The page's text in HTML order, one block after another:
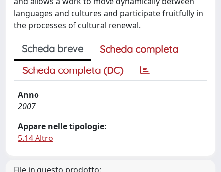
languages and cultures and participate fruitfully in
the processes of cultural renewal.
Scheda breve
Scheda completa
Scheda completa (DC)
Anno
2007
Appare nelle tipologie:
5.14 Altro
File in questo prodotto: